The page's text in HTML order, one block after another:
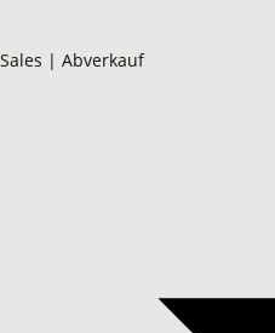
Sales | Abverkauf